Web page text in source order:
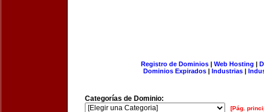
Registro de Dominios| Web Hosting |
Dominios Expirados | Industrias |
Categorías de Dominio:
[Pág.